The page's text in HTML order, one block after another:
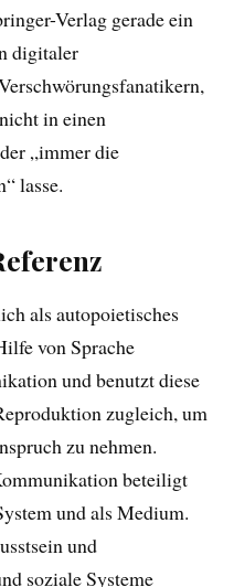
Verlag gerade ein
digitaler
in einen
„immer die
lasse.
als autopoietisches
von Sprache
und benutzt diese
zugleich, um
zu nehmen.
beteiligt
und als Medium.
und
soziale Systeme